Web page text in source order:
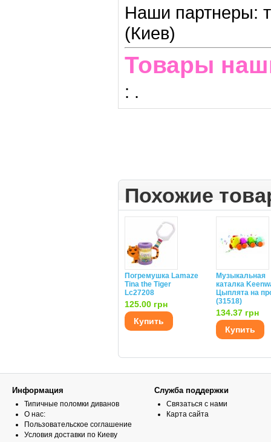
Наши партнеры:
(Киев)
Товары
: .
Похожие
Погремушка Lamaze
Tina the Tiger
Lc27208
125.00 грн
Купить
Музыкальная
каталка
Цыплята на
(31518)
134.37 грн
Купить
Информация
Типичные поломки диванов
О нас:
Пользовательское соглашение
Условия доставки по Киеву
Служба поддержки
Связаться с нами
Карта сайта